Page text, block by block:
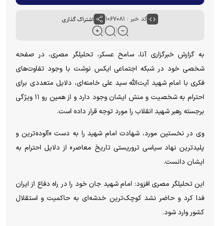
کد خبر : ۱۰۶۷۰۸۱ اشتراک گذاری
به گزارش خبرگزاری آنا، سامح عسکر، تحلیلگر مصری، در صفحه
شخصی خود در شبکه اجتماعی ایکس نوشت با وجود تفاوت‌های
فکری با امام شهید آیت‌الله سید علی خامنه‌ای، دلایل متعددی برای
احترام به شخصیت و منش ایشان وجود دارد و از همین رو ۱۱ ویژگی
برجسته رهبر شهید انقلاب را مورد توجه قرار داده است.
وی در نخستین مورد، شهادت امام شهید را به دست «آلوده‌ترین و
پلیدترین نهاد سیاسی تروریستی تاریخ معاصر» از دلایل احترام به
ایشان دانست.
این تحلیلگر مصری افزود: امام شهید جان خود را در راه دفاع از ایران
فدا کرد و حاضر نشد کوچک‌ترین خدشه‌ای به حاکمیت و استقلال
کشور وارد شود.